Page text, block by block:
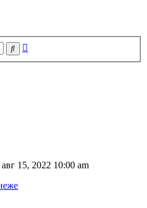
Поиск
15, 2022 10:00 am